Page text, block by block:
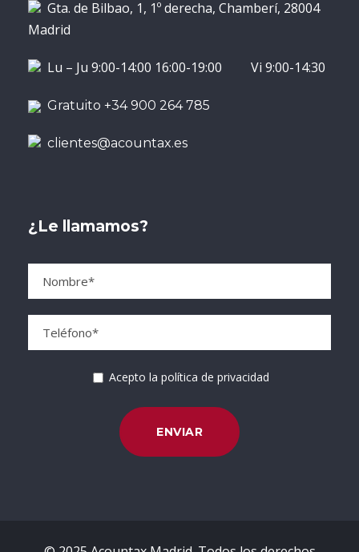
Gta. de Bilbao, 1, 1º derecha, Chamberí, 28004
Madrid
Lu – Ju 9:00-14:00 16:00-19:00 Vi 9:00-14:30
Gratuito +34 900 264 785
clientes@acountax.es
¿Le llamamos?
Acepto la política de privacidad